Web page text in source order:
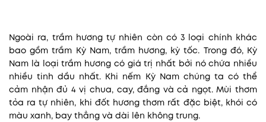
Ngoài ra, trầm hương tự nhiên còn có 3 loại chính khác
bao gồm trầm Kỳ Nam, trầm hương, kỳ tốc. Trong đó, Kỳ
Nam là loại trầm hương có giá trị nhất bởi nó chứa nhiều
nhiều tinh dầu nhất. Khi nếm Kỳ Nam chúng ta có thể
cảm nhận đủ 4 vị chua, cay, đắng và cả ngọt. Mùi thơm
tỏa ra tự nhiên, khi đốt hương thơm rất đặc biệt, khói có
màu xanh, bay thẳng và dài lên không trung.